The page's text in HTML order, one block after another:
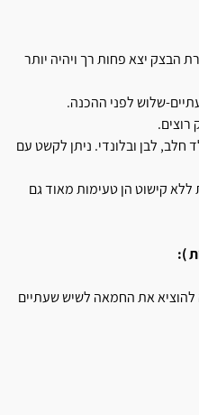
הבצק יצא פחות רך ויהיה יותר
שלוש לפני ההכנה.
רוצים.
חלב, לבן ובלונדי. ניתן לקשט עם
ללא קישוט הן טעימות מאוד גם
להוציא את החמאה לשיש שעתיים